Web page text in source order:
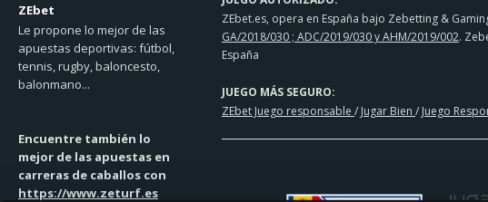
ZEbet
Le propone lo mejor de las
apuestas deportivas: fútbol,
tennis, rugby, baloncesto,
balonmano...
Encuentre también lo
mejor de las apuestas en
carreras de caballos con
https://www.zeturf.es
ZEbet.es, opera en España bajo Zebetting &
GA/2018/030 ; ADC/2019/030 y AHM/2019/002.
España
JUEGO MÁS SEGURO:
ZEbet Juego responsable / Jugar Bien / Juego